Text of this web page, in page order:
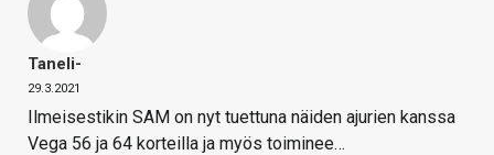
Taneli-
29.3.2021
Ilmeisestikin SAM on nyt tuettuna näiden ajurien kanssa
Vega 56 ja 64 korteilla ja myös toiminee…